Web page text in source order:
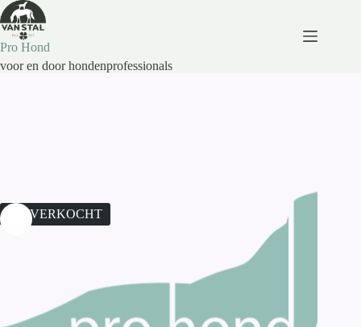
Ga
naar
de
inhoud
Pro Hond
voor en door hondenprofessionals
UITVERKOCHT